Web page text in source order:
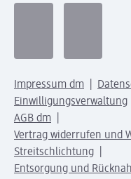
Impressum dm
Einwilligungsverwaltung
AGB dm
Vertrag widerrufen und
Streitschlichtung
Entsorgung und